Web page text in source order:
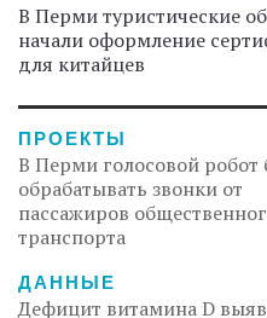
В Перми туристические
начали оформление
для китайцев
ПРОЕКТЫ
В Перми голосовой робот
обрабатывать звонки от
пассажиров
транспорта
ДАННЫЕ
Дефицит витамина D